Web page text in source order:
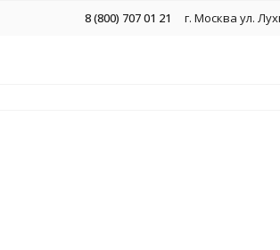
8 (800) 707 01 21 г. Москва ул.